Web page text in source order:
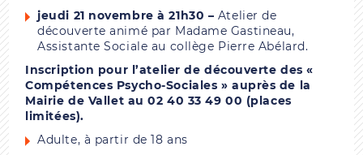
jeudi 21 novembre à 21h30 – Atelier de
découverte animé par Madame Gastineau,
Assistante Sociale au collège Pierre Abélard.
Inscription pour l’atelier de découverte des «
Compétences Psycho-Sociales » auprès de la
Mairie de Vallet au 02 40 33 49 00 (places
limitées).
Adulte, à partir de 18 ans